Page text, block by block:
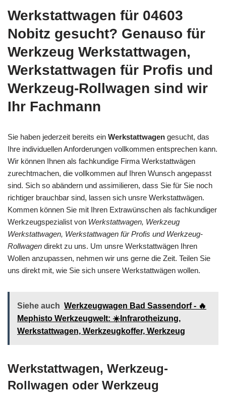
Werkstattwagen für 04603
Nobitz gesucht? Genauso für
Werkzeug Werkstattwagen,
Werkstattwagen für Profis und
Werkzeug-Rollwagen sind wir
Ihr Fachmann
Sie haben jederzeit bereits ein Werkstattwagen gesucht, das
Ihre individuellen Anforderungen vollkommen entsprechen kann.
Wir können Ihnen als fachkundige Firma Werkstattwägen
zurechtmachen, die vollkommen auf Ihren Wunsch angepasst
sind. Sich so abändern und assimilieren, dass Sie für Sie noch
richtiger brauchbar sind, lassen sich unsre Werkstattwägen.
Kommen können Sie mit Ihren Extrawünschen als fachkundiger
Werkzeugspezialist von Werkstattwagen, Werkzeug
Werkstattwagen, Werkstattwagen für Profis und Werkzeug-
Rollwagen direkt zu uns. Um unsre Werkstattwägen Ihren
Wollen anzupassen, nehmen wir uns gerne die Zeit. Teilen Sie
uns direkt mit, wie Sie sich unsere Werkstattwägen wollen.
Siehe auch Werkzeugwagen Bad Sassendorf - 🔥
Mephisto Werkzeugwelt: ☀️Infrarotheizung,
Werkstattwagen, Werkzeugkoffer, Werkzeug
Werkstattwagen, Werkzeug-
Rollwagen oder Werkzeug